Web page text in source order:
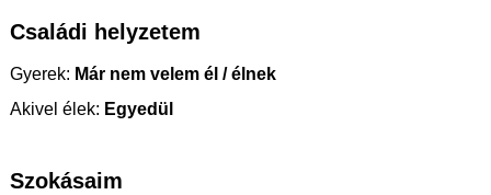
Családi helyzetem
Gyerek: Már nem velem él / élnek
Akivel élek: Egyedül
Szokásaim